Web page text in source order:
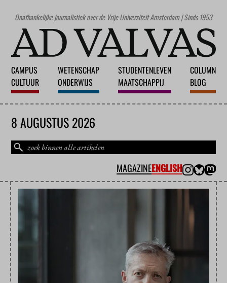
Onafhankelijke journalistiek over de Vrije Universiteit Amsterdam | Sinds 1953
CAMPUS
CULTUUR
WETENSCHAP
ONDERWIJS
STUDENTENLEVEN
MAATSCHAPPIJ
COLUMN
BLOG
8 AUGUSTUS 2026
MAGAZINEENGLISH